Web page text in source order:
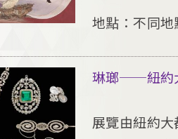
地點：不同地
琳瑯──紐約
展覽由紐約